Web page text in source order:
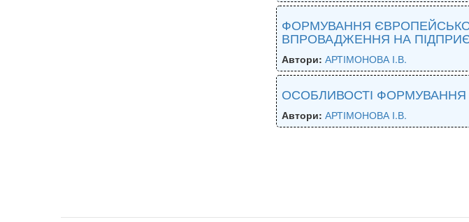
ФОРМУВАННЯ
ВПРОВАДЖЕННЯ НА
Автори: АРТІМОНОВА І.В.
ОСОБЛИВОСТІ ФОРМУВАННЯ
Автори: АРТІМОНОВА І.В.